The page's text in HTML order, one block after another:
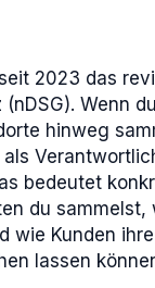
2023 das
Wenn
hinweg
bedeutet
du sammelst,
wie Kunden
lassen